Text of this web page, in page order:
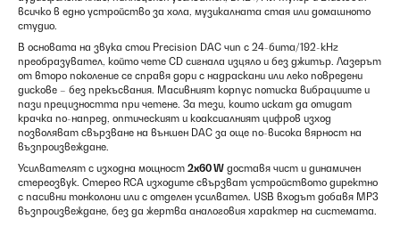
всичко в едно устройство за хола, музикалната стая или домашното
студио.
В основата на звука стои Precision DAC чип с 24-бита/192-kHz
преобразувател, който чете CD сигнала изцяло и без джитър. Лазерът
от второ поколение се справя дори с надраскани или леко повредени
дискове – без прекъсвания. Масивният корпус потиска вибрациите и
пази прецизността при четене. За тези, които искат да отидат
крачка по-напред, оптическият и коаксиалният цифров изход
позволяват свързване на външен DAC за още по-висока вярност на
възпроизвеждане.
Усилвателят с изходна мощност 2x60 W доставя чист и динамичен
стереозвук. Стерео RCA изходите свързват устройството директно
с пасивни тонколони или с отделен усилвател. USB входът добавя MP3
възпроизвеждане, без да жертва аналоговия характер на системата.